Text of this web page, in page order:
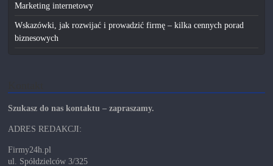
Marketing internetowy
Wskazówki, jak rozwijać i prowadzić firmę – kilka cennych porad
biznesowych
Szukasz do nas kontaktu – zapraszamy.
ADRES REDAKCJI:
Firmy24h.pl
ul. Spółdzielców 3/325